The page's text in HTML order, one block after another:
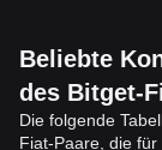
Beliebte
des Bitget-
Die folgende
Fiat-Paare, die